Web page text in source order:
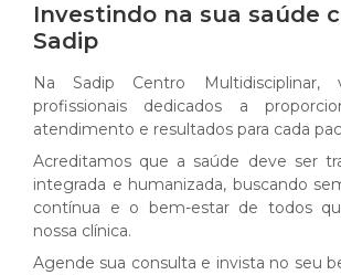
Investindo na sua saúde
Sadip
Na Sadip Centro Multidisciplinar,
profissionais dedicados a
atendimento e resultados para cada
Acreditamos que a saúde deve ser
integrada e humanizada, buscando
contínua e o bem-estar de todos
nossa clínica.
Agende sua consulta e invista no seu